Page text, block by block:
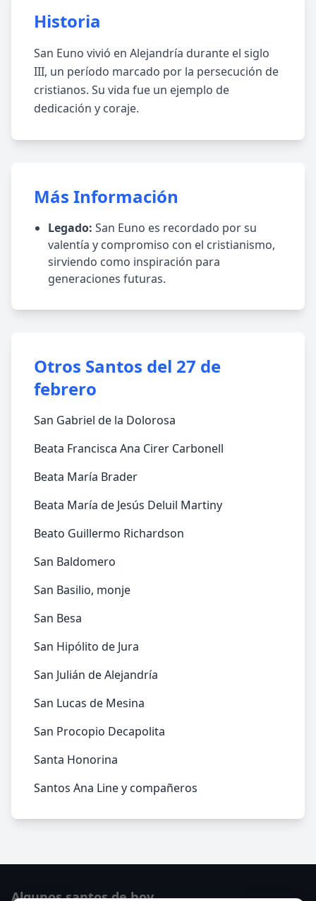
Historia
San Euno vivió en Alejandría durante el siglo
III, un período marcado por la persecución de
cristianos. Su vida fue un ejemplo de
dedicación y coraje.
Más Información
Legado: San Euno es recordado por su
valentía y compromiso con el cristianismo,
sirviendo como inspiración para
generaciones futuras.
Otros Santos del 27 de
febrero
San Gabriel de la Dolorosa
Beata Francisca Ana Cirer Carbonell
Beata María Brader
Beata María de Jesús Deluil Martiny
Beato Guillermo Richardson
San Baldomero
San Basilio, monje
San Besa
San Hipólito de Jura
San Julián de Alejandría
San Lucas de Mesina
San Procopio Decapolita
Santa Honorina
Santos Ana Line y compañeros
Algunos santos de hoy